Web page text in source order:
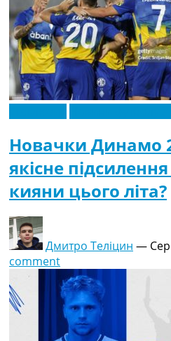
Новачки Динамо
якісне
кияни цього літа?
Дмитро Теліцин —
comment